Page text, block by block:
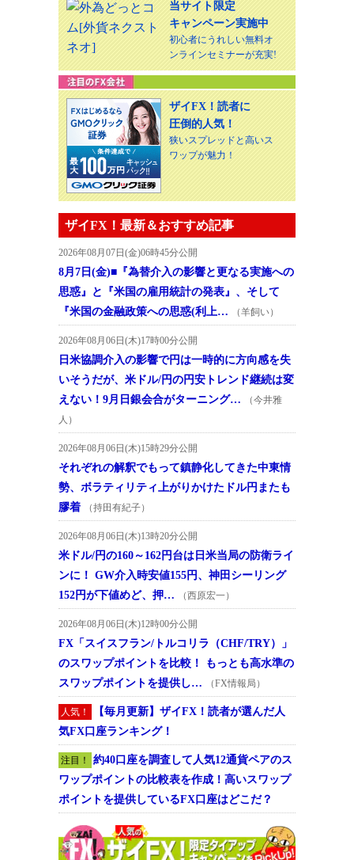
当サイト限定
キャンペーン実施中
初心者にうれしい無料オ
ンラインセミナーが充実!
ザイFX！読者に
圧倒的人気！
狭いスプレッドと高いス
ワップが魅力！
ザイFX！最新＆おすすめ記事
2026年08月07日(金)06時45分公開
8月7日(金)■『為替介入の影響と更なる実施への
思惑』と『米国の雇用統計の発表』、そして
『米国の金融政策への思惑(利上…
（羊飼い）
2026年08月06日(木)17時00分公開
日米協調介入の影響で円は一時的に方向感を失
いそうだが、米ドル/円の円安トレンド継続は変
えない！9月日銀会合がターニング…
（今井雅
人）
2026年08月06日(木)15時29分公開
それぞれの解釈でもって鎮静化してきた中東情
勢、ボラティリティ上がりかけたドル円またも
膠着
（持田有紀子）
2026年08月06日(木)13時20分公開
米ドル/円の160～162円台は日米当局の防衛ライ
ンに！ GW介入時安値155円、神田シーリング
152円が下値めど、押…
（西原宏一）
2026年08月06日(木)12時00分公開
FX「スイスフラン/トルコリラ（CHF/TRY）」
のスワップポイントを比較！ もっとも高水準の
スワップポイントを提供し…
（FX情報局）
人気！
【毎月更新】ザイFX！読者が選んだ人
気FX口座ランキング！
注目！
約40口座を調査して人気12通貨ペアのス
ワップポイントの比較表を作成！高いスワップ
ポイントを提供しているFX口座はどこだ？